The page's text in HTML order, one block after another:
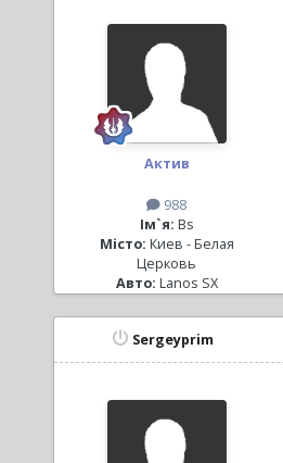
Актив
988
Ім`я: Bs
Місто: Киев - Белая
Церковь
Авто: Lanos SX
Sergeyprim